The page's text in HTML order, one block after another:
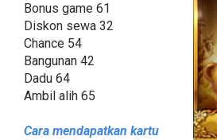
Bonus game 61
Diskon sewa 32
Chance 54
Bangunan 42
Dadu 64
Ambil alih 65
Cara mendapatkan kartu